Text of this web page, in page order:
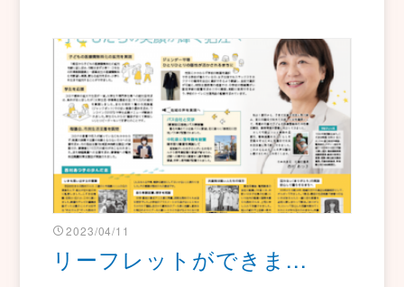
2023/04/11
リーフレットができま...